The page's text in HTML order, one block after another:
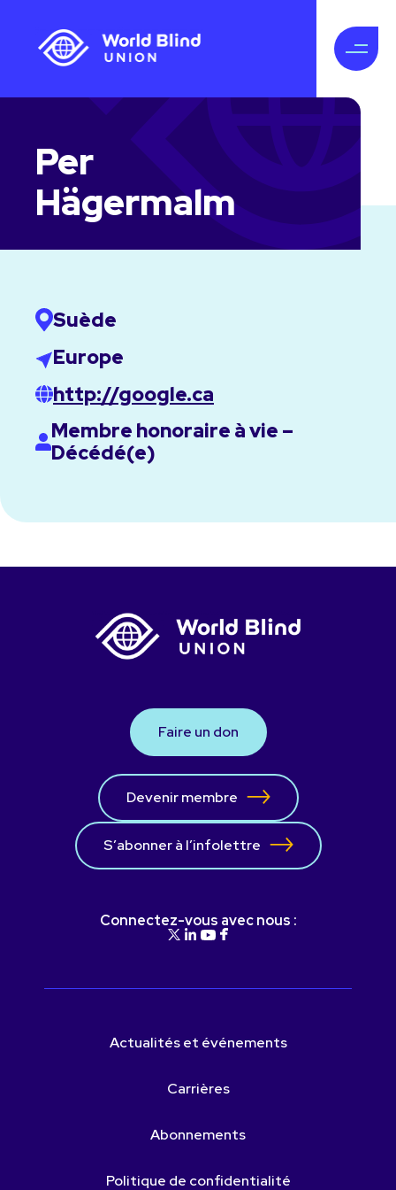
Per
Hägermalm
Suède
Europe
http://google.ca
Membre honoraire à vie –
Décédé(e)
Faire un don
Devenir membre
S’abonner à l’infolettre
Connectez-vous avec nous :
Actualités et événements
Carrières
Abonnements
Politique de confidentialité